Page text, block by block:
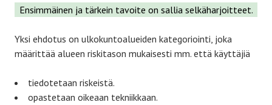
Ensimmäinen ja tärkein tavoite on sallia selkäharjoitteet.
Yksi ehdotus on ulkokuntoalueiden kategoriointi, joka
määrittää alueen riskitason mukaisesti mm. että käyttäjiä
tiedotetaan riskeistä.
opastetaan oikeaan tekniikkaan.